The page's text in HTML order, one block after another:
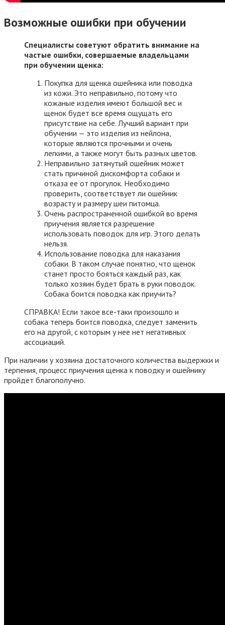
Возможные ошибки при обучении
Специалисты советуют обратить внимание на
частые ошибки, совершаемые владельцами
при обучении щенка:
Покупка для щенка ошейника или поводка
из кожи. Это неправильно, потому что
кожаные изделия имеют большой вес и
щенок будет все время ощущать его
присутствие на себе. Лучший вариант при
обучении — это изделия из нейлона,
которые являются прочными и очень
легкими, а также могут быть разных цветов.
Неправильно затянутый ошейник может
стать причиной дискомфорта собаки и
отказа ее от прогулок. Необходимо
проверить, соответствует ли ошейник
возрасту и размеру шеи питомца.
Очень распространенной ошибкой во время
приучения является разрешение
использовать поводок для игр. Этого делать
нельзя.
Использование поводка для наказания
собаки. В таком случае понятно, что щенок
станет просто бояться каждый раз, как
только хозяин будет брать в руки поводок.
Собака боится поводка как приучить?
СПРАВКА! Если такое все-таки произошло и
собака теперь боится поводка, следует заменить
его на другой, с которым у нее нет негативных
ассоциаций.
При наличии у хозяина достаточного количества выдержки и
терпения, процесс приучения щенка к поводку и ошейнику
пройдет благополучно.